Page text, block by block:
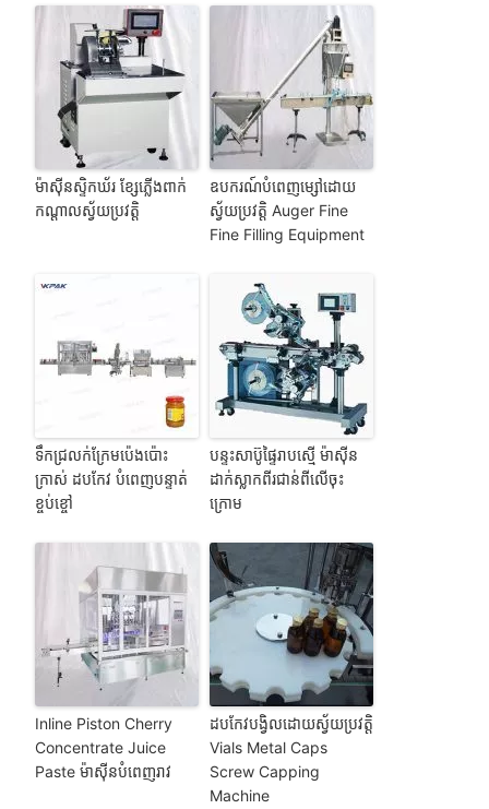
ម៉ាស៊ីនស្ទិកឃ័រ ខ្សែភ្លើងពាក់
កណ្តាលស្វ័យប្រវត្តិ
ឧបករណ៍បំពេញម្សៅដោយ
ស្វ័យប្រវត្តិ Auger Fine
Fine Filling Equipment
ទឹកជ្រលក់ក្រែមប៉េងប៉ោះ
ក្រាស់ ដបកែវ បំពេញបន្ទាត់
ខ្ចប់ខ្ចៅ
បន្ទះសាប៊ូផ្ទៃរាបស្មើ ម៉ាស៊ីន
ដាក់ស្លាកពីរជាន់ពីលើចុះ
ក្រោម
Inline Piston Cherry
Concentrate Juice
Paste ម៉ាស៊ីនបំពេញរាវ
ដបកែវបង្វិលដោយស្វ័យប្រវត្តិ
Vials Metal Caps
Screw Capping
Machine